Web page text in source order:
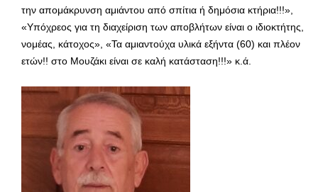
την απομάκρυνση αμιάντου από σπίτια ή δημόσια κτήρια!!!»,
«Υπόχρεος για τη διαχείριση των αποβλήτων είναι ο ιδιοκτήτης,
νομέας, κάτοχος», «Τα αμιαντούχα υλικά εξήντα (60) και πλέον
ετών!! στο Μουζάκι είναι σε καλή κατάσταση!!!» κ.ά.